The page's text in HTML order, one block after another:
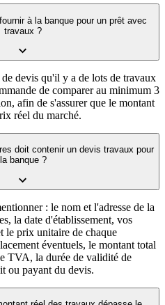
à la banque pour un prêt avec
travaux ?
devis qu'il y a de lots de travaux
de comparer au minimum 3
afin de s'assurer que le montant
réel du marché.
doit contenir un devis travaux pour
la banque ?
: le nom et l'adresse de la
la date d'établissement, vos
le prix unitaire de chaque
éventuels, le montant total
TVA, la durée de validité de
ou payant du devis.